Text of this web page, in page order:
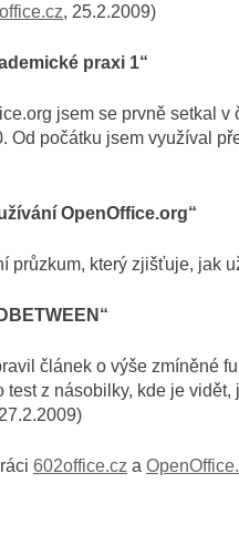
, 25.2.2009)
praxi 1“
jsem se prvně setkal
Od počátku jsem využíval
OpenOffice.org“
průzkum, který zjišťuje, jak
článek o výše zmíněné
test z násobilky, kde je
602office.cz a